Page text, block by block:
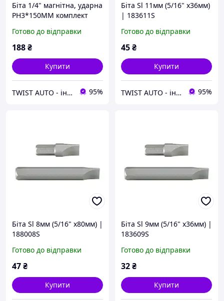
Біта 1/4" магнітна, ударна
PH3*150MM комплект
Готово до відправки
188₴
Купити
TWIST AUTO - інструмент за доступною ціною 95%
Біта Sl 11мм (5/16" х36мм)
| 183611S
Готово до відправки
45₴
Купити
TWIST AUTO - інструмент за доступною ціною 95%
Біта Sl 8мм (5/16" х80мм) |
188008S
Готово до відправки
47₴
Купити
Біта Sl 9мм (5/16" х36мм) |
183609S
Готово до відправки
32₴
Купити